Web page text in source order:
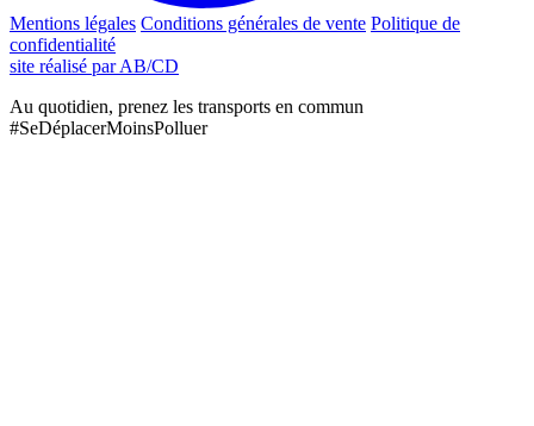
Mentions légales Conditions générales de vente Politique de
confidentialité
site réalisé par AB/CD
Au quotidien, prenez les transports en commun
#SeDéplacerMoinsPolluer